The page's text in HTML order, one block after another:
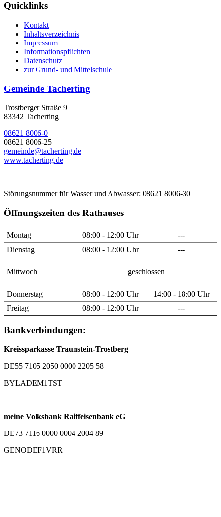
Quicklinks
Kontakt
Inhaltsverzeichnis
Impressum
Informationspflichten
Datenschutz
zur Grund- und Mittelschule
Gemeinde Tacherting
Trostberger Straße 9
83342 Tacherting
08621 8006-0
08621 8006-25
gemeinde@tacherting.de
www.tacherting.de
Störungsnummer für Wasser und Abwasser: 08621 8006-30
Öffnungszeiten des Rathauses
Montag 08:00 - 12:00 Uhr
---
Dienstag
08:00 - 12:00 Uhr ---
Mittwoch geschlossen
Donnerstag 08:00 - 12:00 Uhr
14:00 - 18:00 Uhr
Freitag
08:00 - 12:00 Uhr ---
Bankverbindungen:
Kreissparkasse Traunstein-Trostberg
DE55 7105 2050 0000 2205 58
BYLADEM1TST
meine Volksbank Raiffeisenbank eG
DE73 7116 0000 0004 2004 89
GENODEF1VRR